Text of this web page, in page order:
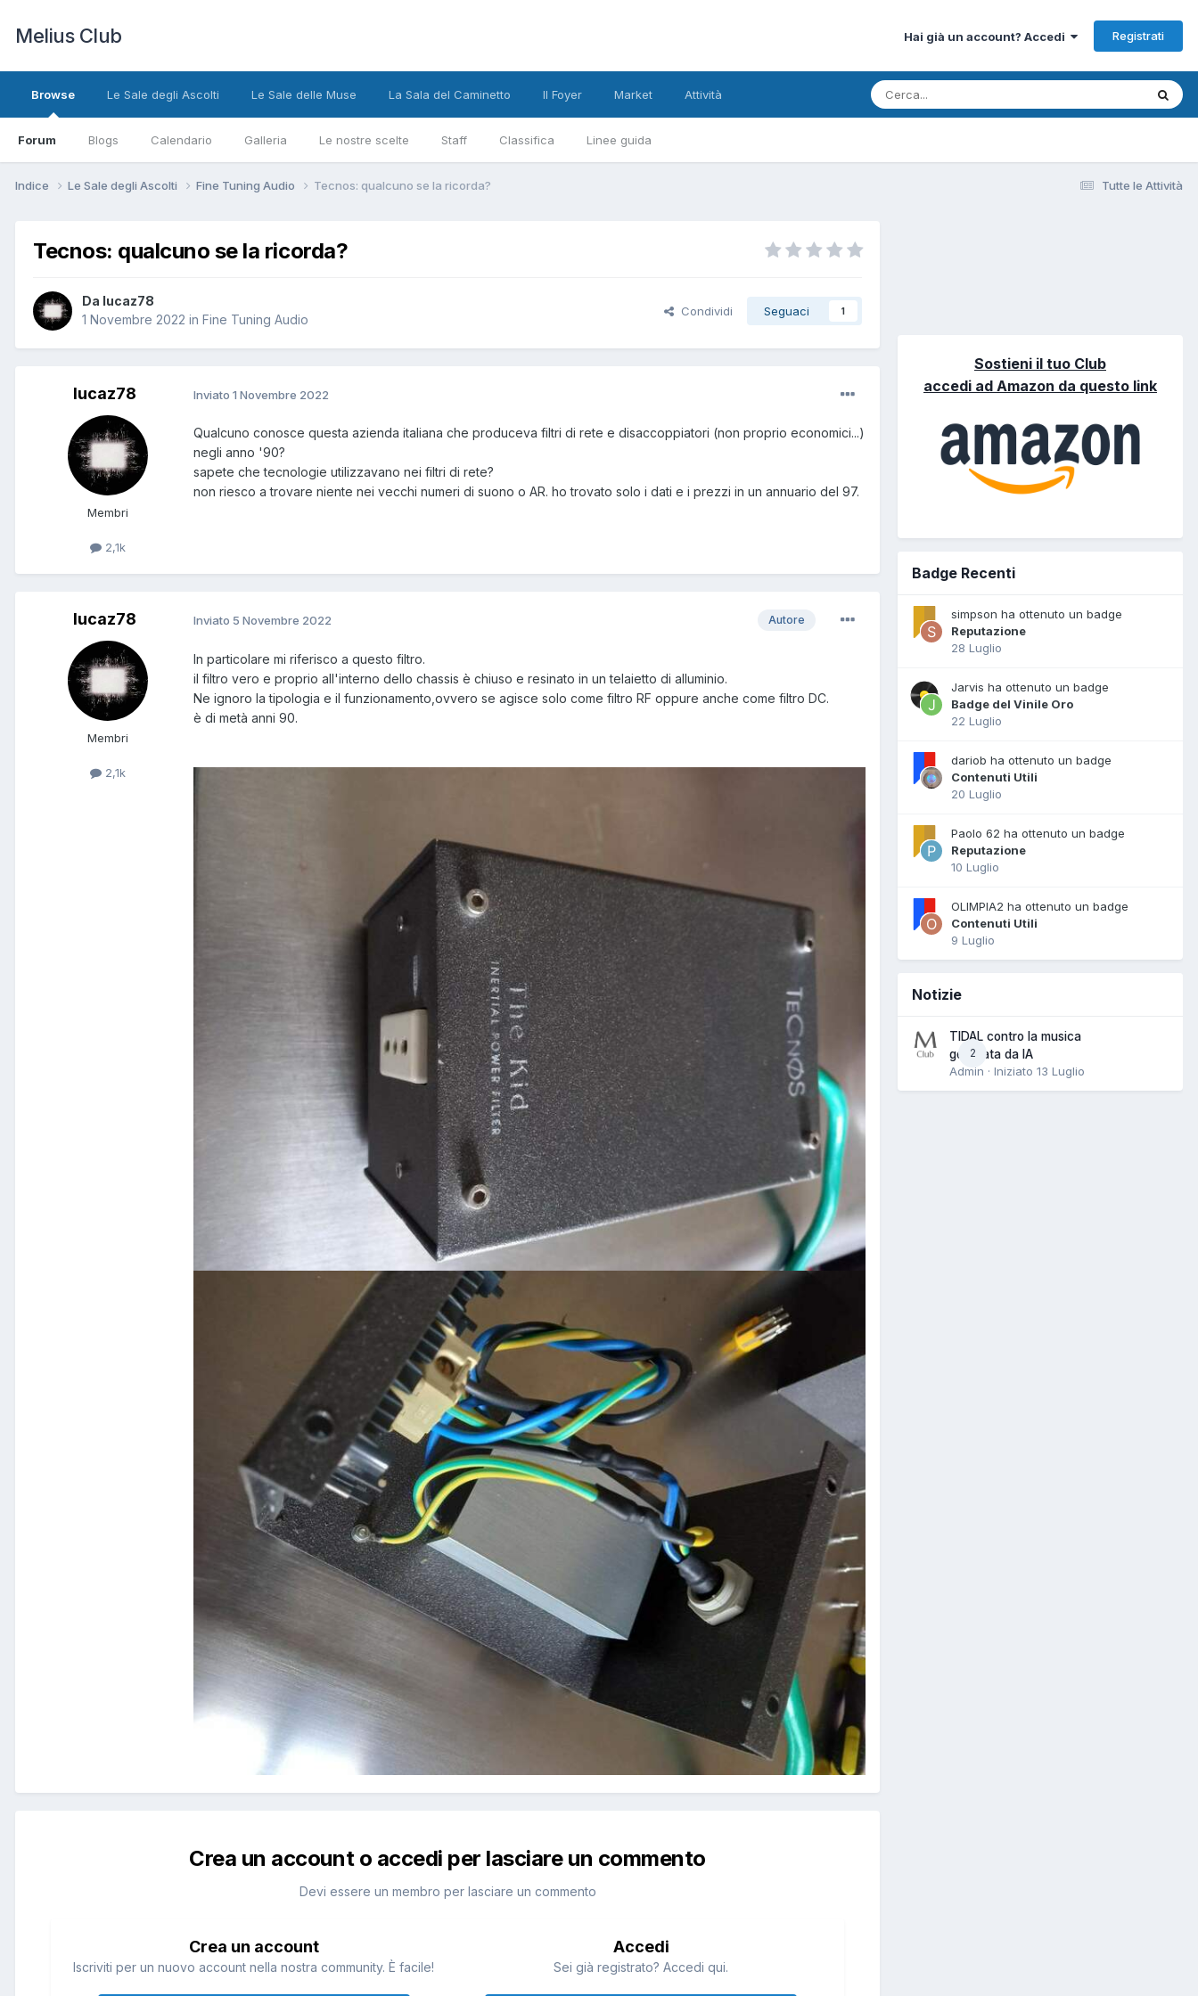
Melius Club Hai già un account? Accedi Registrati
Browse
Forum Blogs Calendario Galleria Le nostre scelte Staff Classifica Linee guida
Le Sale degli Ascolti Le Sale delle Muse La Sala del Caminetto Il Foyer Market Attività
Tutte le Attività
Indice Le Sale degli Ascolti Fine Tuning Audio Tecnos: qualcuno se la ricorda?
Tecnos: qualcuno se la ricorda?
Da lucaz78
1 Novembre 2022 in Fine Tuning Audio
Condividi Seguaci 1
lucaz78
Membri
2,1k
Inviato 1 Novembre 2022
Qualcuno conosce questa azienda italiana che produceva filtri di rete e disaccoppiatori (non proprio economici...)
negli anno '90?
sapete che tecnologie utilizzavano nei filtri di rete?
non riesco a trovare niente nei vecchi numeri di suono o AR. ho trovato solo i dati e i prezzi in un annuario del 97.
lucaz78
Membri
2,1k
Autore
Inviato 5 Novembre 2022
In particolare mi riferisco a questo filtro.
il filtro vero e proprio all'interno dello chassis è chiuso e resinato in un telaietto di alluminio.
Ne ignoro la tipologia e il funzionamento,ovvero se agisce solo come filtro RF oppure anche come filtro DC.
è di metà anni 90.
Crea un account o accedi per lasciare un commento
Devi essere un membro per lasciare un commento
Crea un account
Iscriviti per un nuovo account nella nostra community. È facile!
Accedi
Sei già registrato? Accedi qui.
Sostieni il tuo Club
accedi ad Amazon da questo link
Badge Recenti
simpson ha ottenuto un badge
Reputazione
28 Luglio
Jarvis ha ottenuto un badge
Badge del Vinile Oro
22 Luglio
dariob ha ottenuto un badge
Contenuti Utili
20 Luglio
Paolo 62 ha ottenuto un badge
Reputazione
10 Luglio
OLIMPIA2 ha ottenuto un badge
Contenuti Utili
9 Luglio
Notizie
2
TIDAL contro la musica
generata da IA
Admin · Iniziato 13 Luglio